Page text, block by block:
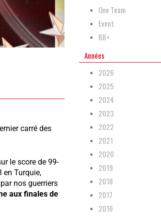
carré des
le score de 99-
en Turquie,
nos guerriers
aux finales de
One Team
Event
BB+
Années
2026
2025
2024
2023
2022
2021
2020
2019
2018
2017
2016